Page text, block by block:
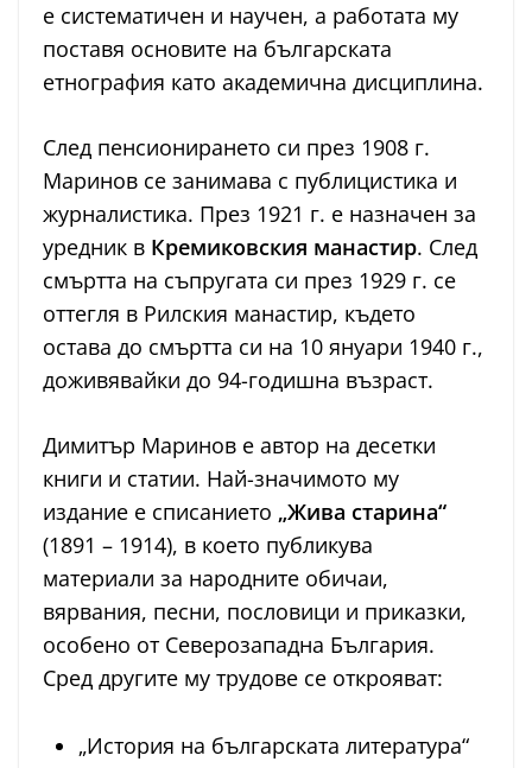
е систематичен и научен, а работата му
поставя основите на българската
етнография като академична дисциплина.
След пенсионирането си през 1908 г.
Маринов се занимава с публицистика и
журналистика. През 1921 г. е назначен за
уредник в Кремиковския манастир. След
смъртта на съпругата си през 1929 г. се
оттегля в Рилския манастир, където
остава до смъртта си на 10 януари 1940 г.,
доживявайки до 94-годишна възраст.
Димитър Маринов е автор на десетки
книги и статии. Най-значимото му
издание е списанието „Жива старина“
(1891 – 1914), в което публикува
материали за народните обичаи,
вярвания, песни, пословици и приказки,
особено от Северозападна България.
Сред другите му трудове се открояват:
„История на българската литература“